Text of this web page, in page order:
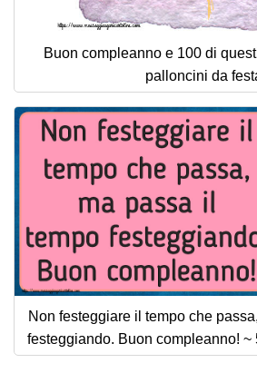
Buon compleanno e 100 di
palloncini da
Non festeggiare il tempo che
festeggiando. Buon compleanno!